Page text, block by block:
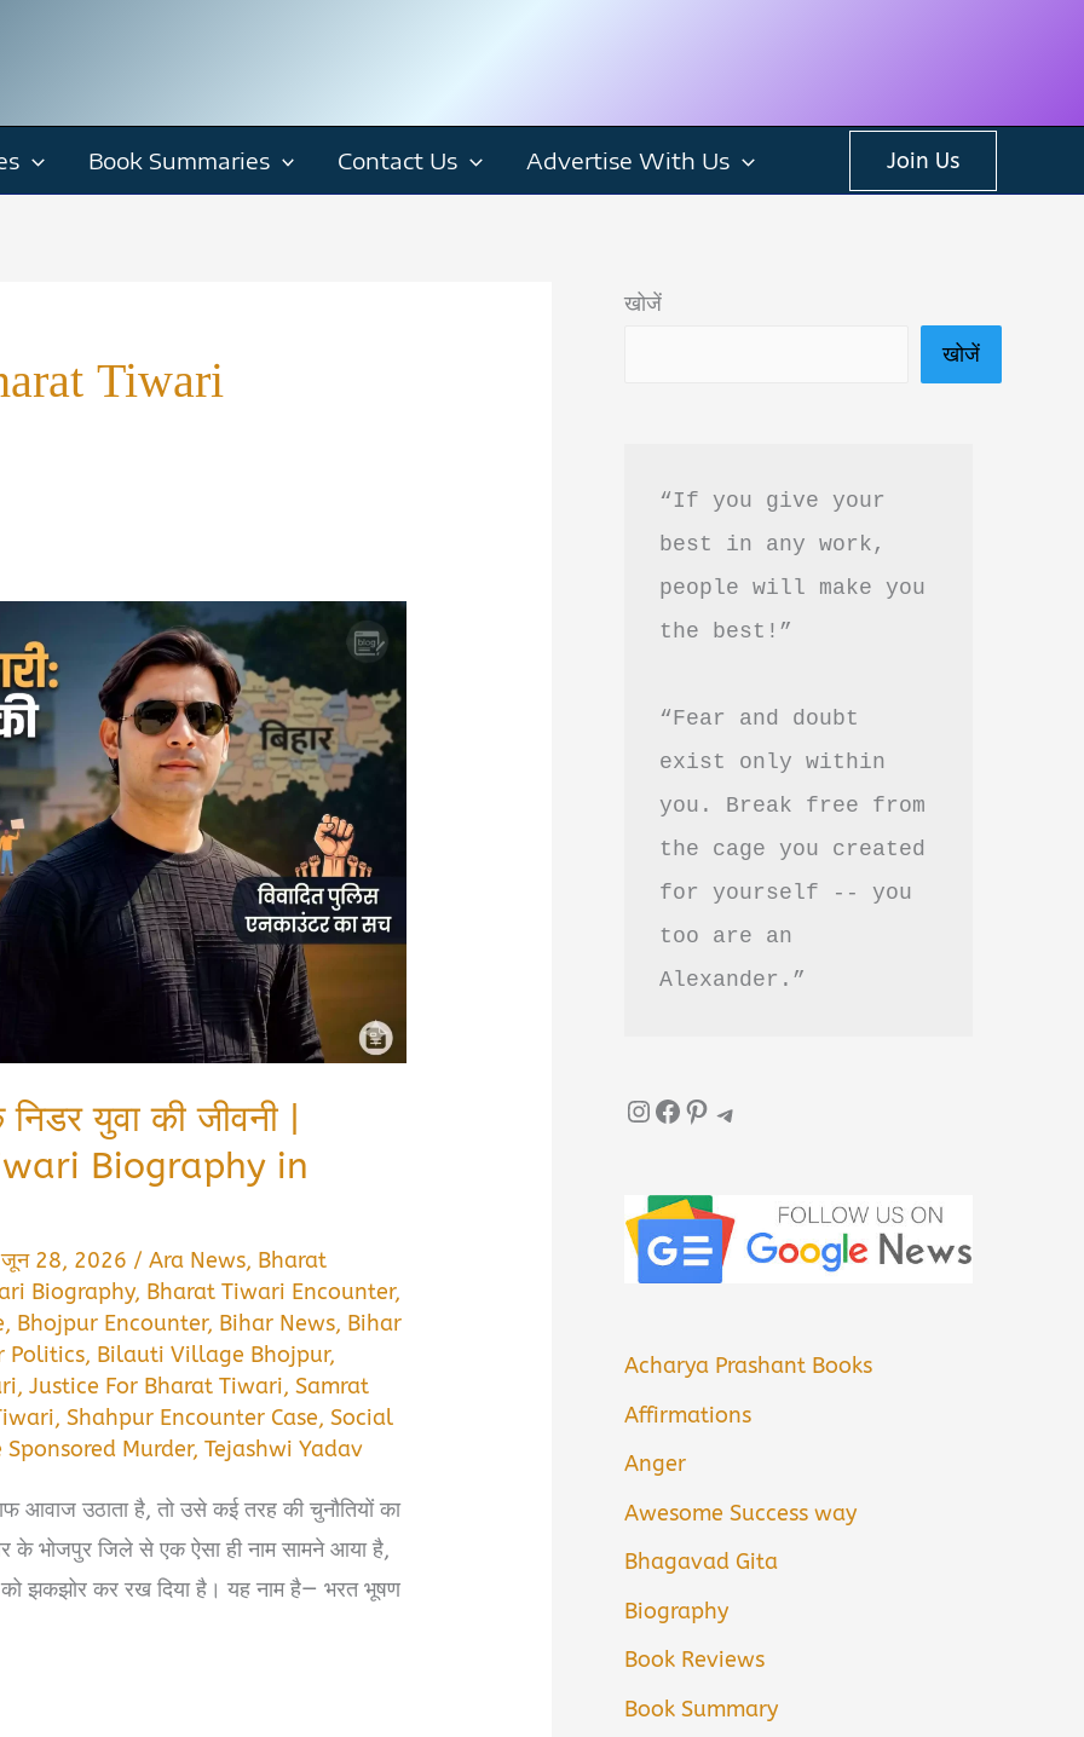
Book Summaries Contact Us Advertise With Us Join Us
Tiwari
युवा की जीवनी |
Biography in
जून 28, 2026 /Ara News, Bharat
Biography, Bharat Tiwari Encounter,
, Bhojpur Encounter, Bihar News, Bihar
Politics, Bilauti Village Bhojpur,
,Justice For Bharat Tiwari,Samrat
,Shahpur Encounter Case,Social
Sponsored Murder,Tejashwi Yadav
आवाज उठाता है, तो उसे कई तरह की चुनौतियों का
के भोजपुर जिले से एक ऐसा ही नाम सामने आया है,
झकझोर कर रख दिया है। यह नाम है— भरत भूषण
खोजें
खोजें
“If you give your
best in any work,
people will make you
the best!”
“Fear and doubt
exist only within
you. Break free from
the cage you created
for yourself -- you
too are an
Alexander.”
InstagramFacebook Pinterest Telegram
Acharya Prashant Books
Affirmations
Anger
Awesome Success way
Bhagavad Gita
Biography
Book Reviews
Book Summary